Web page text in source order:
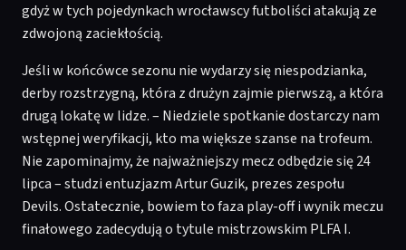
gdyż w tych pojedynkach wrocławscy futboliści atakują ze
zdwojoną zaciekłością.
Jeśli w końcówce sezonu nie wydarzy się niespodzianka,
derby rozstrzygną, która z drużyn zajmie pierwszą, a która
drugą lokatę w lidze. – Niedziele spotkanie dostarczy nam
wstępnej weryfikacji, kto ma większe szanse na trofeum.
Nie zapominajmy, że najważniejszy mecz odbędzie się 24
lipca – studzi entuzjazm Artur Guzik, prezes zespołu
Devils. Ostatecznie, bowiem to faza play-off i wynik meczu
finałowego zadecydują o tytule mistrzowskim PLFA I.